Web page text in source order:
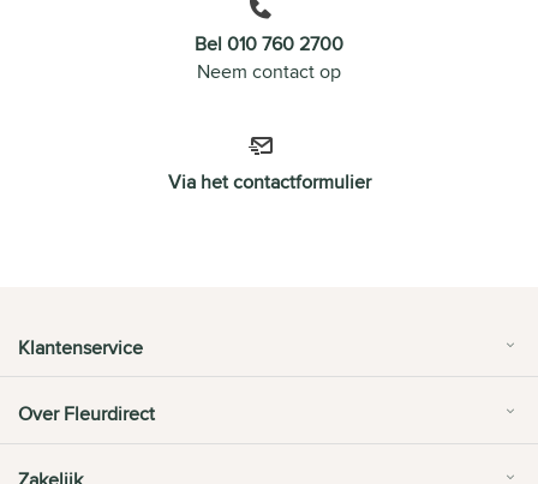
Bel 010 760 2700
Neem contact op
Via het contactformulier
Klantenservice
Over Fleurdirect